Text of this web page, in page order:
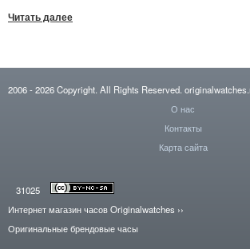
сделайте запрос, заполнив Ваши контакты в
Поставка часов Cvstos в Кривой Рог, Латвию и иные
Читать далее
2006- 2026Copyright. All Rights Reserved.
О нас
Контакты
Карта сайта
31025
Интернет магазин часов Originalwatches ››
Оригинальные брендовые часы